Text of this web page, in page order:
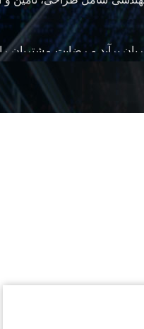
برآید و رضایت مشتریان
و اورجینال از